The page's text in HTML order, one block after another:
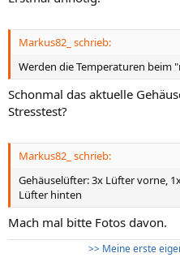
Markus82_ schrieb:
Werden die Temperaturen beim
Schonmal das aktuelle
Stresstest?
Markus82_ schrieb:
Gehäuselüfter: 3x Lüfter vorne,
Lüfter hinten
Mach mal bitte Fotos davon.
>> Meine erste